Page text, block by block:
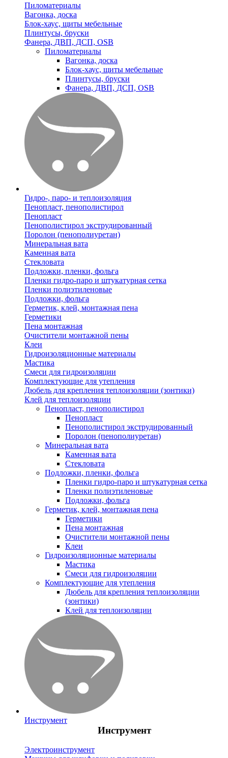
Пиломатериалы
Вагонка, доска
Блок-хаус, щиты мебельные
Плинтусы, бруски
Фанера, ДВП, ДСП, OSB
Пиломатериалы
Вагонка, доска
Блок-хаус, щиты мебельные
Плинтусы, бруски
Фанера, ДВП, ДСП, OSB
Гидро-, паро- и теплоизоляция
Пенопласт, пенополистирол
Пенопласт
Пенополистирол экструдированный
Поролон (пенополиуретан)
Минеральная вата
Каменная вата
Стекловата
Подложки, пленки, фольга
Пленки гидро-паро и штукатурная сетка
Пленки полиэтиленовые
Подложки, фольга
Герметик, клей, монтажная пена
Герметики
Пена монтажная
Очистители монтажной пены
Клеи
Гидроизоляционные материалы
Мастика
Смеси для гидроизоляции
Комплектующие для утепления
Дюбель для крепления теплоизоляции (зонтики)
Клей для теплоизоляции
Пенопласт, пенополистирол
Пенопласт
Пенополистирол экструдированный
Поролон (пенополиуретан)
Минеральная вата
Каменная вата
Стекловата
Подложки, пленки, фольга
Пленки гидро-паро и штукатурная сетка
Пленки полиэтиленовые
Подложки, фольга
Герметик, клей, монтажная пена
Герметики
Пена монтажная
Очистители монтажной пены
Клеи
Гидроизоляционные материалы
Мастика
Смеси для гидроизоляции
Комплектующие для утепления
Дюбель для крепления теплоизоляции
(зонтики)
Клей для теплоизоляции
Инструмент
Инструмент
Электроинструмент